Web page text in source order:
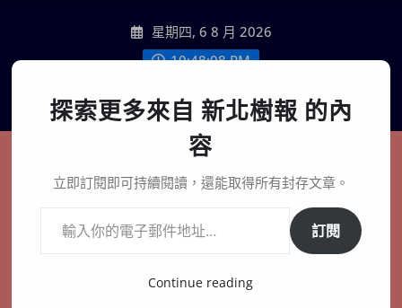
content
星期四, 6 8 月 2026
10:48:09 PM
聯絡我們
新北樹報
在地、記憶、連結、創生
探索更多來自 新北樹報 的內
容
立即訂閱即可持續閱讀，還能取得所有封存文章。
訂閱
Continue reading